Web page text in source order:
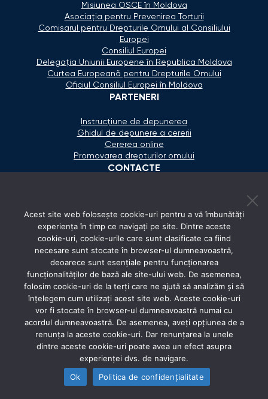
Misiunea OSCE în Moldova
Asociaţia pentru Prevenirea Torturii
Comisarul pentru Drepturile Omului al Consiliului
Europei
Consiliul Europei
Delegaţia Uniunii Europene în Republica Moldova
Curtea Europeană pentru Drepturile Omului
Oficiul Consiliul Europei în Moldova
PARTENERI
Instrucțiune de depunerea
Ghidul de depunere a cererii
Cererea online
Promovarea drepturilor omului
CONTACTE
secretariat@ombudsman.md
Strada Calea Ieşilor 11/3, Chişinău
Luni - Vineri: 08:00 - 17:00
REȚELE SOCIALE
© 2026 Avocatul Poporului Ombudsman. All rights
Acest site web folosește cookie-uri pentru a vă îmbunătăți
experiența în timp ce navigați pe site. Dintre aceste
cookie-uri, cookie-urile care sunt clasificate ca fiind
necesare sunt stocate în browser-ul dumneavoastră,
deoarece sunt esențiale pentru funcționarea
funcționalităților de bază ale site-ului web. De asemenea,
folosim cookie-uri de la terți care ne ajută să analizăm și să
înțelegem cum utilizați acest site web. Aceste cookie-uri
vor fi stocate în browser-ul dumneavoastră numai cu
acordul dumneavoastră. De asemenea, aveți opțiunea de a
renunța la aceste cookie-uri. Dar renunțarea la unele
dintre aceste cookie-uri poate avea un efect asupra
experienței dvs. de navigare.
Ok
Politica de confidențialitate